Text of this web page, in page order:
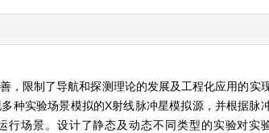
，限制了导航和探测理论的发展及工程化应用的实
种实验场景模拟的X射线脉冲星模拟源，并根据脉
场景。设计了静态及动态不同类型的实验对实